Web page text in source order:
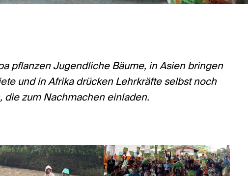
pflanzen Jugendliche Bäume, in Asien bringen
und in Afrika drücken Lehrkräfte selbst noch
die zum Nachmachen einladen.